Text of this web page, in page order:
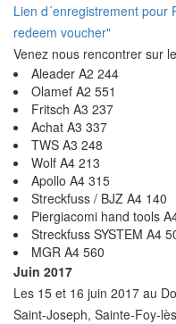
Lien d´enregistrement pour
redeem voucher"
Venez nous rencontrer sur
Aleader A2 244
Olamef A2 551
Fritsch A3 237
Achat A3 337
TWS A3 248
Wolf A4 213
Apollo A4 315
Streckfuss / BJZ A4 140
Piergiacomi hand tools
Streckfuss SYSTEM A4
MGR A4 560
Juin 2017
Les 15 et 16 juin 2017 au
Saint-Joseph, Sainte-Foy-